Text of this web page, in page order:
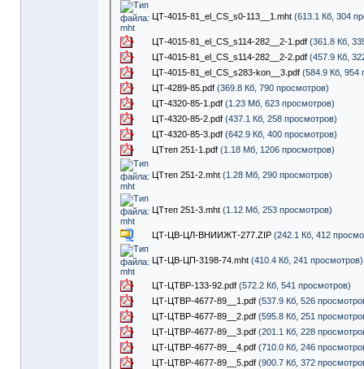
ЦТ-4015-81_el_CS_s0-113__1.mht (613.1 Кб, 304
ЦТ-4015-81_el_CS_s114-282__2-1.pdf (361.8 Кб,
ЦТ-4015-81_el_CS_s114-282__2-2.pdf (457.9 Кб,
ЦТ-4015-81_el_CS_s283-kon__3.pdf (584.9 Кб, 954
ЦТ-4289-85.pdf (369.8 Кб, 790 просмотров)
ЦТ-4320-85-1.pdf (1.23 Мб, 623 просмотров)
ЦТ-4320-85-2.pdf (437.1 Кб, 258 просмотров)
ЦТ-4320-85-3.pdf (642.9 Кб, 400 просмотров)
ЦТтеп 251-1.pdf (1.18 Мб, 1206 просмотров)
ЦТтеп 251-2.mht (1.28 Мб, 290 просмотров)
ЦТтеп 251-3.mht (1.12 Мб, 253 просмотров)
ЦТ-ЦВ-ЦЛ-ВНИИЖТ-277.ZIP (242.1 Кб, 412
ЦТ-ЦВ-ЦП-3198-74.mht (410.4 Кб, 241 просмотров)
ЦТ-ЦТВР-133-92.pdf (572.2 Кб, 541 просмотров)
ЦТ-ЦТВР-4677-89__1.pdf (537.9 Кб, 526
ЦТ-ЦТВР-4677-89__2.pdf (595.8 Кб, 251
ЦТ-ЦТВР-4677-89__3.pdf (201.1 Кб, 228
ЦТ-ЦТВР-4677-89__4.pdf (710.0 Кб, 246
ЦТ-ЦТВР-4677-89__5.pdf (900.7 Кб, 372